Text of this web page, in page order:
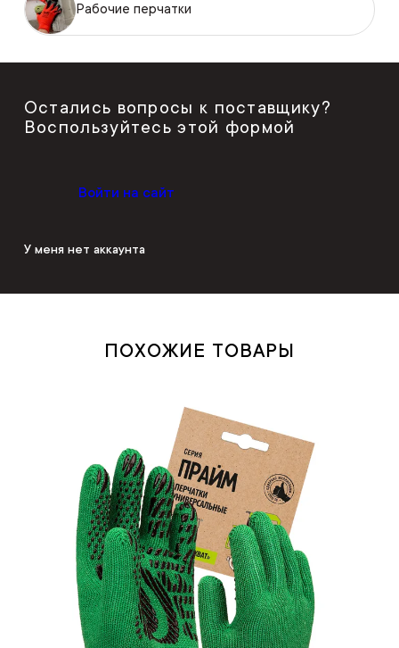
Рабочие перчатки
Остались вопросы к поставщику?
Воспользуйтесь этой формой
Войти на сайт
У меня нет аккаунта
ПОХОЖИЕ ТОВАРЫ